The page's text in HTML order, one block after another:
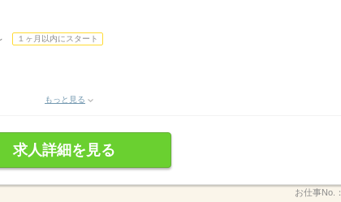
１ヶ月以内にスタート
もっと見る
求人詳細を見る
お仕事No.：